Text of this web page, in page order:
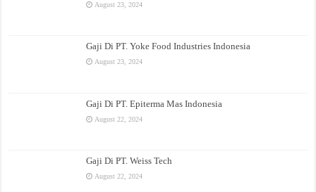
August 23, 2024
Gaji Di PT. Yoke Food Industries Indonesia
August 23, 2024
Gaji Di PT. Epiterma Mas Indonesia
August 22, 2024
Gaji Di PT. Weiss Tech
August 22, 2024